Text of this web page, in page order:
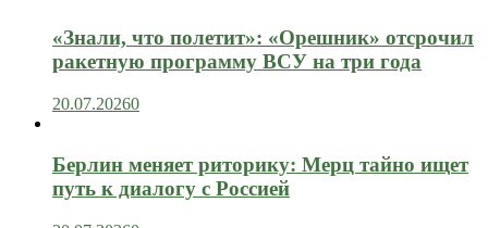
«Знали, что полетит»: «Орешник» отсрочил
ракетную программу ВСУ на три года
20.07.20260
Берлин меняет риторику: Мерц тайно ищет
путь к диалогу с Россией